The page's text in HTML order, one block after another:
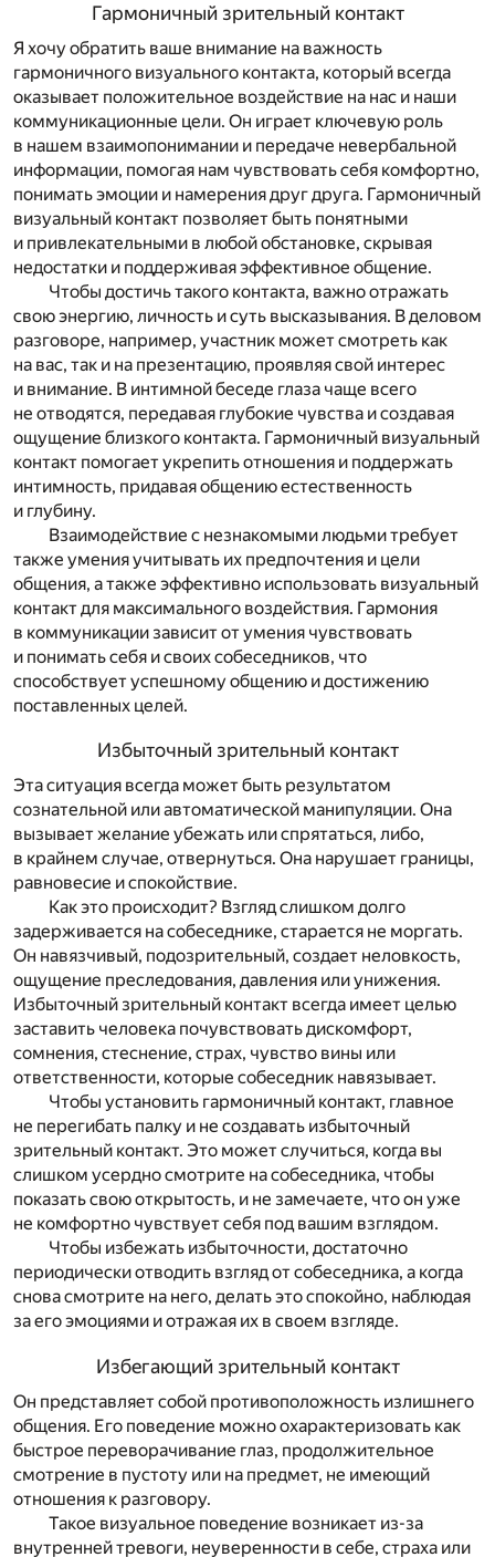
Гармоничный зрительный контакт
Я хочу обратить ваше внимание на важность
гармоничного визуального контакта, который всегда
оказывает положительное воздействие на нас и наши
коммуникационные цели. Он играет ключевую роль
в нашем взаимопонимании и передаче невербальной
информации, помогая нам чувствовать себя комфортно,
понимать эмоции и намерения друг друга. Гармоничный
визуальный контакт позволяет быть понятными
и привлекательными в любой обстановке, скрывая
недостатки и поддерживая эффективное общение.
Чтобы достичь такого контакта, важно отражать
свою энергию, личность и суть высказывания. В деловом
разговоре, например, участник может смотреть как
на вас, так и на презентацию, проявляя свой интерес
и внимание. В интимной беседе глаза чаще всего
не отводятся, передавая глубокие чувства и создавая
ощущение близкого контакта. Гармоничный визуальный
контакт помогает укрепить отношения и поддержать
интимность, придавая общению естественность
и глубину.
Взаимодействие с незнакомыми людьми требует
также умения учитывать их предпочтения и цели
общения, а также эффективно использовать визуальный
контакт для максимального воздействия. Гармония
в коммуникации зависит от умения чувствовать
и понимать себя и своих собеседников, что
способствует успешному общению и достижению
поставленных целей.
Избыточный зрительный контакт
Эта ситуация всегда может быть результатом
сознательной или автоматической манипуляции. Она
вызывает желание убежать или спрятаться, либо,
в крайнем случае, отвернуться. Она нарушает границы,
равновесие и спокойствие.
Как это происходит? Взгляд слишком долго
задерживается на собеседнике, старается не моргать.
Он навязчивый, подозрительный, создает неловкость,
ощущение преследования, давления или унижения.
Избыточный зрительный контакт всегда имеет целью
заставить человека почувствовать дискомфорт,
сомнения, стеснение, страх, чувство вины или
ответственности, которые собеседник навязывает.
Чтобы установить гармоничный контакт, главное
не перегибать палку и не создавать избыточный
зрительный контакт. Это может случиться, когда вы
слишком усердно смотрите на собеседника, чтобы
показать свою открытость, и не замечаете, что он уже
не комфортно чувствует себя под вашим взглядом.
Чтобы избежать избыточности, достаточно
периодически отводить взгляд от собеседника, а когда
снова смотрите на него, делать это спокойно, наблюдая
за его эмоциями и отражая их в своем взгляде.
Избегающий зрительный контакт
Он представляет собой противоположность излишнего
общения. Его поведение можно охарактеризовать как
быстрое переворачивание глаз, продолжительное
смотрение в пустоту или на предмет, не имеющий
отношения к разговору.
Такое визуальное поведение возникает из-за
внутренней тревоги, неуверенности в себе, страха или